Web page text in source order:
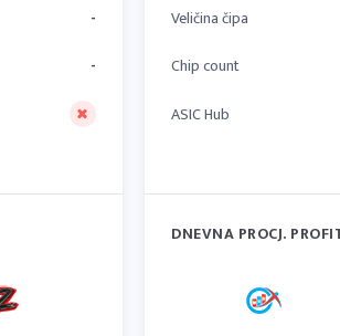
-
-
Veličina čipa
Chip count
ASIC Hub
DNEVNA PROCJ.